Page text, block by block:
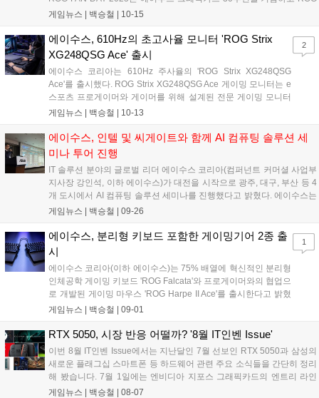
를 사랑하는 유저들과의 만남을 위해 마련된 자리로 10월 25일 오후 3
어 신제품 전시 및 체험 그리고 다양한 이벤트와 경품이 제공될 예정으
로 참가 신청은 에이수스 공식 홈페이지 및 ASUS ROG SNS 채널을 통
해 가능하다....
게임뉴스 | 백승철 10-15
에이수스, 610Hz의 초고사율 모니터 'ROG Strix
XG248QSG Ace' 출시
에이수스 코리아는 610Hz 주사율의 'ROG Strix XG248QSG
Ace'를 출시했다. ROG Strix XG248QSG Ace 게이밍 모니터는 e
스포츠 프로게이머와 게이머를 위해 설계된 전문 게이밍 모니터
다. e스포츠 프로게이머가 요구하는 집중력에 적합한 24.1인치
비주얼의 부드러움과 변화를 빠르게 파악하여, 한 차원 높은 수준
의 플레이가 가능하도록 설계된 제품이다. 0.1ms의 응답속도와
개선된 익스트림 로우 모션 블러 2 기술을 적용해 모션 블러과 고
스팅 현상을 최소화하여 상대의 움직임을 빠르게 추적 가능하며,
0.8ms의 낮은 인풋렉을 더해 입력 지연 없는 즉각적인 반응을 지
원하여 게이머가 경기에서 유리한 고지를 선점할 수 있다....
게임뉴스 | 백승철 10-13
2
에이수스, 인텔 및 씨게이트와 함께 AI 컴퓨팅 솔루션 세
미나 투어 진행
IT 솔루션 분야의 글로벌 리더 에이수스 코리아(컴퍼넌트 커머셜 사업부
지사장 강인석, 이하 에이수스)가 대전을 시작으로 광주, 대구, 부산 등 4
개 도시에서 AI 컴퓨팅 솔루션 세미나를 진행했다고 밝혔다. 에이수스는
AI 시대의 핵심 플레이어로 NVIDIA와의 파트너 관계를 통한 강력한
이번 세미나는 AI를 통해 급변하고 있는 시장 환경 속에서 에이수스의 서
버, IoT, 미니 PC 기술이 어떻게 비즈니스의 경계를 확장하고 새로운 가
치를 창출하는지에 대한 깊이 있는 제안과 방향 설정을 위해 마련되었
다....
게임뉴스 | 백승철 09-26
에이수스, 분리형 키보드 포함한 게이밍기어 2종 출
시
에이수스 코리아(이하 에이수스)는 75% 배열에 혁신적인 분리형
인체공학 게이밍 키보드 'ROG Falcata'와 프로게이머와의 협업으
로 개발된 게이밍 마우스 'ROG Harpe II Ace'를 출시한다고 밝혔
다. 'ROG Falcata 게이밍 키보드'는 사용자가 의도한 키 입력을 정
연성을 갖춰 다양한 게임 환경에 대응하는 제품이다. 'ROG
Harpe II Ace 게이밍 마우스'는 발로란트의 스타플레이어
'Demon1'을 포함해 최고의 프로 게이머들과의 협업을 통해 개발
되었다. 이를 통해 정밀한 움직임 및 신뢰성을 갖추어 플레이어의
잠재력을 극대화하여 실현할 수 있도록 설계되었다....
게임뉴스 | 백승철 09-01
1
RTX 5050, 시장 반응 어떨까? '8월 IT인벤 Issue'
이번 8월 IT인벤 Issue에서는 지난달인 7월 선보인 RTX 5050과 삼성의
새로운 플래그십 스마트폰 등 하드웨어 관련 주요 소식들을 간단히 정리
해 봤습니다. 7월 1일에는 엔비디아 지포스 그래픽카드의 엔트리 라인
업, RTX 5050이 출시됐습니다. 50 및 60 라인업의 제품은 가격 접근성
게임뉴스 | 백승철 08-07